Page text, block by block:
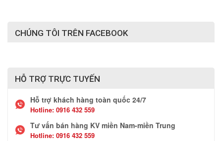
CHÚNG TÔI TRÊN FACEBOOK
HỖ TRỢ TRỰC TUYẾN
Hỗ trợ khách hàng toàn quốc 24/7
Hotline: 0916 432 559
Tư vấn bán hàng KV miền Nam-miền Trung
Hotline: 0916 432 559